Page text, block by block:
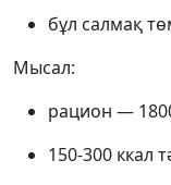
бұл салмақ
Мысал:
рацион —
150-300 ккал